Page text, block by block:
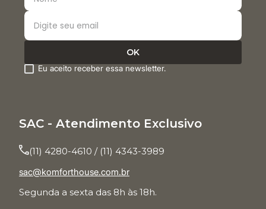
Eu aceito receber essa newsletter.
SAC - Atendimento Exclusivo
(11) 4280-4610 / (11) 4343-3989
sac@komforthouse.com.br
Segunda a sexta das 8h às 18h.